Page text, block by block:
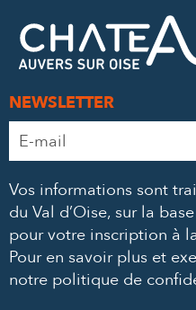
NEWSLETTER
Adresse
e-
*
Vos informations sont
du Val d’Oise, sur la
pour votre inscription à
Pour en savoir plus et
notre politique de